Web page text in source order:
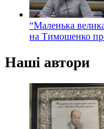
“Маленька
на Тимошенко
Наші автори